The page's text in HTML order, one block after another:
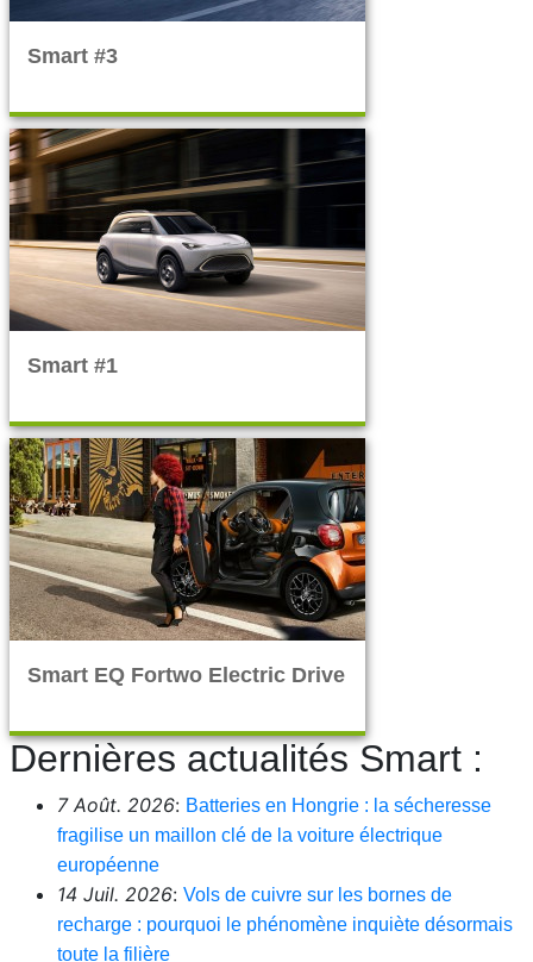
Smart #3
Smart #1
Smart EQ Fortwo Electric Drive
Dernières actualités Smart :
7 Août. 2026: Batteries en Hongrie : la sécheresse
fragilise un maillon clé de la voiture électrique
européenne
14 Juil. 2026: Vols de cuivre sur les bornes de
recharge : pourquoi le phénomène inquiète désormais
toute la filière